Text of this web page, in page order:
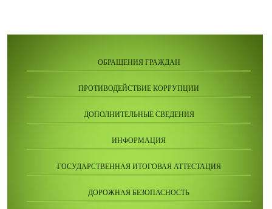
ОБРАЩЕНИЯ ГРАЖДАН
ПРОТИВОДЕЙСТВИЕ КОРРУПЦИИ
ДОПОЛНИТЕЛЬНЫЕ СВЕДЕНИЯ
ИНФОРМАЦИЯ
ГОСУДАРСТВЕННАЯ ИТОГОВАЯ АТТЕСТАЦИЯ
ДОРОЖНАЯ БЕЗОПАСНОСТЬ